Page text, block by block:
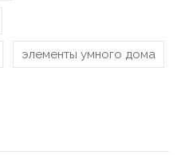
элементы умного дома